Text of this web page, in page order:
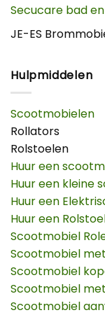
Secucare bad
JE-ES
Hulpmiddelen
Scootmobielen
Rollators
Rolstoelen
Huur een
Huur een kleine
Huur een
Huur een
Scootmobiel
Scootmobiel
Scootmobiel
Scootmobiel
Scootmobiel